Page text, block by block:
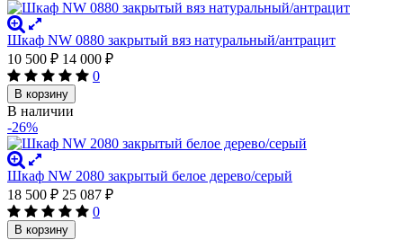
Шкаф NW 0880 закрытый вяз натуральный/антрацит
10 500 ₽ 14 000 ₽
0
В корзину
В наличии
-26%
Шкаф NW 2080 закрытый белое дерево/серый
18 500 ₽ 25 087 ₽
0
В корзину